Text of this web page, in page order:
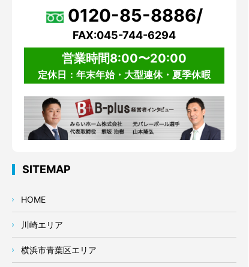
0120-85-8886/
FAX:045-744-6294
営業時間8:00〜20:00
定休日：年末年始・大型連休・夏季休暇
SITEMAP
HOME
川崎エリア
横浜市青葉区エリア